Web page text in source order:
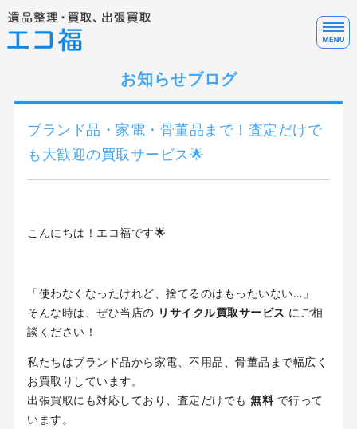
サービスの流れ・FAQ
テレアポ代行について
お知らせブログ
ブランド品・家電・骨董品まで！査定だけで
も大歓迎の買取サービス🌟
こんにちは！エコ福です🌟
「使わなくなったけれど、捨てるのはもったいない…」
そんな時は、ぜひ当店の リサイクル買取サービス にご相
談ください！
私たちはブランド品から家電、不用品、骨董品まで幅広く
お買取りしています。
出張買取にも対応しており、査定だけでも無料で行って
います。